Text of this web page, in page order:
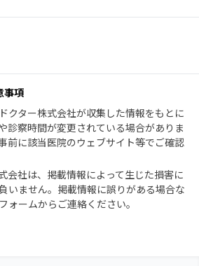
事項
クター株式会社が収集した情報をもとに
診察時間が変更されている場合がありま
前に該当医院のウェブサイト等でご確認
会社は、掲載情報によって生じた損害に
いません。掲載情報に誤りがある場合な
ォームからご連絡ください。